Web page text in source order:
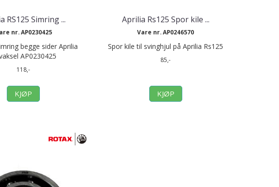
RS125 Simring ...
nr. AP0230425
begge sider Aprilia
AP0230425
118,-
KJØP
Aprilia Rs125 Spor kile ...
Vare nr. AP0246570
Spor kile til svinghjul på Aprilia Rs125
85,-
KJØP